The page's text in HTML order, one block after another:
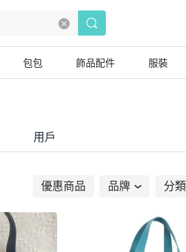
包包 飾品配件 服裝
用戶
優惠商品 品牌 分類